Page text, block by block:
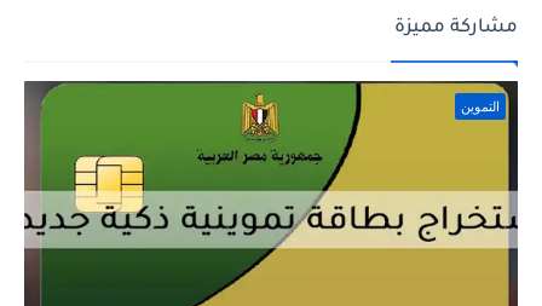
مشاركة مميزة
التموين